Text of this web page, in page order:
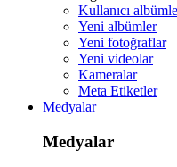
Kullanıcı
Yeni albümler
Yeni fotoğraflar
Yeni videolar
Kameralar
Meta Etiketler
Medyalar
Medyalar